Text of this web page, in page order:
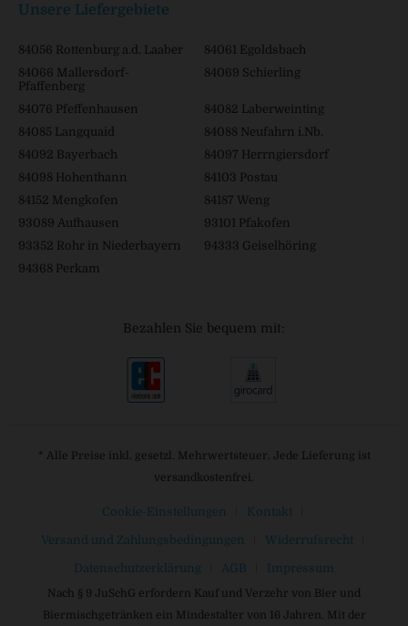
Unsere Liefergebiete
84056 Rottenburg a.d. Laaber
84061 Egoldsbach
84066 Mallersdorf-
Pfaffenberg
84069 Schierling
84076 Pfeffenhausen
84082 Laberweinting
84085 Langquaid
84088 Neufahrn i.Nb.
84092 Bayerbach
84097 Herrngiersdorf
84098 Hohenthann
84103 Postau
84152 Mengkofen
84187 Weng
93089 Aufhausen
93101 Pfakofen
93352 Rohr in Niederbayern
94333 Geiselhöring
94368 Perkam
Bezahlen Sie bequem mit:
* Alle Preise inkl. gesetzl. Mehrwertsteuer. Jede Lieferung ist
versandkostenfrei.
Cookie-Einstellungen Kontakt
Versand und Zahlungsbedingungen Widerrufsrecht
Datenschutzerklärung AGB Impressum
Nach § 9 JuSchG erfordern Kauf und Verzehr von Bier und
Biermischgetränken ein Mindestalter von 16 Jahren. Mit der